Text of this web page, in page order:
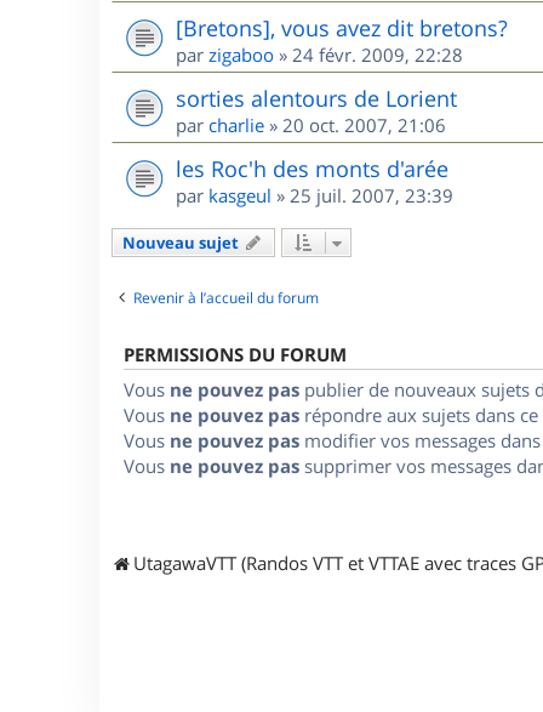
[Bretons], vous avez dit bretons?
par zigaboo » 24 févr. 2009, 22:28
sorties alentours de Lorient
par charlie » 20 oct. 2007, 21:06
les Roc'h des monts d'arée
par kasgeul » 25 juil. 2007, 23:39
Nouveau sujet
Revenir à l’accueil du forum
PERMISSIONS DU FORUM
Vous ne pouvez pas publier de nouveaux sujets
Vous ne pouvez pas répondre aux sujets dans
Vous ne pouvez pas modifier vos messages
Vous ne pouvez pas supprimer vos messages
UtagawaVTT (Randos VTT et VTTAE avec traces